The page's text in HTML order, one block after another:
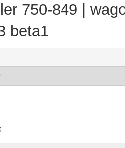
750-849 |
beta1